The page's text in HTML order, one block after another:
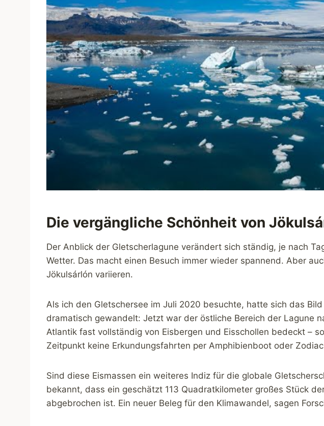
Die vergängliche Schönheit von
Der Anblick der Gletscherlagune verändert sich ständig, je nach
Wetter. Das macht einen Besuch immer wieder spannend. Aber
Jökulsárlón variieren.
Als ich den Gletschersee im Juli 2020 besuchte, hatte sich das
dramatisch gewandelt: Jetzt war der östliche Bereich der Lagune
Atlantik fast vollständig von Eisbergen und Eisschollen bedeckt –
Zeitpunkt keine Erkundungsfahrten per Amphibienboot oder
Sind diese Eismassen ein weiteres Indiz für die globale
bekannt, dass ein geschätzt 113 Quadratkilometer großes Stück
abgebrochen ist. Ein neuer Beleg für den Klimawandel, sagen